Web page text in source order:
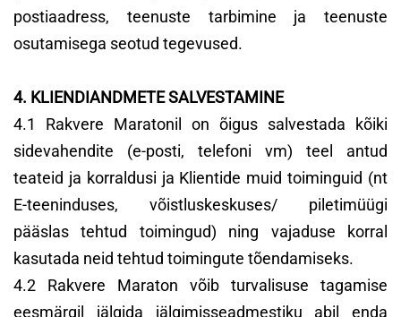
postiaadress, teenuste tarbimine ja teenuste
osutamisega seotud tegevused.
4. KLIENDIANDMETE SALVESTAMINE
4.1 Rakvere Maratonil on õigus salvestada kõiki
sidevahendite (e-posti, telefoni vm) teel antud
teateid ja korraldusi ja Klientide muid toiminguid (nt
E-teeninduses, võistluskeskuses/ piletimüügi
pääslas tehtud toimingud) ning vajaduse korral
kasutada neid tehtud toimingute tõendamiseks.
4.2 Rakvere Maraton võib turvalisuse tagamise
eesmärgil jälgida jälgimisseadmestiku abil enda